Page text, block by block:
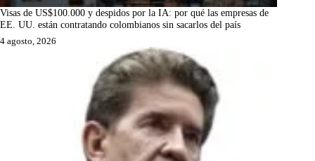
Visas de US$100.000 y despidos por la IA: por qué las empresas de
EE. UU. están contratando colombianos sin sacarlos del país
4 agosto, 2026